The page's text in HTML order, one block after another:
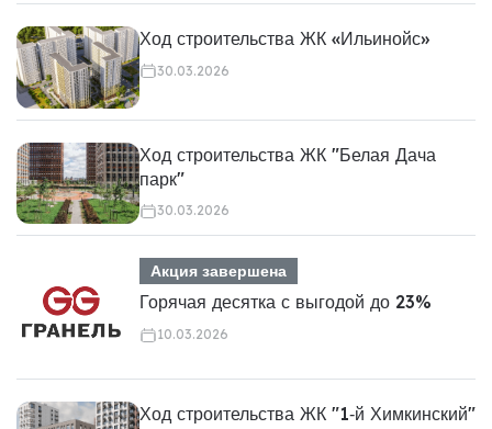
Ход строительства ЖК «Ильинойс»
30.03.2026
Ход строительства ЖК "Белая Дача
парк"
30.03.2026
Акция завершена
Горячая десятка с выгодой до 23%
10.03.2026
Ход строительства ЖК "1‑й Химкинский"